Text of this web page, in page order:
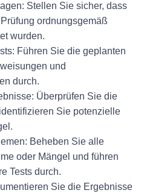
Stellen Sie sicher, dass
ordnungsgemäß
wurden.
Führen Sie die geplanten
und
durch.
Überprüfen Sie die
Sie potenzielle
Beheben Sie alle
oder Mängel und führen
Tests durch.
Sie die Ergebnisse